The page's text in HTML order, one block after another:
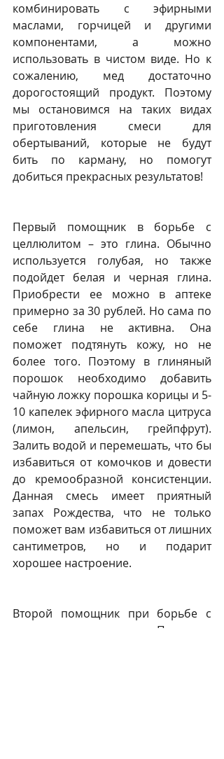
комбинировать с эфирными
маслами, горчицей и другими
компонентами, а можно
использовать в чистом виде. Но к
сожалению, мед достаточно
дорогостоящий продукт. Поэтому
мы остановимся на таких видах
приготовления смеси для
обертываний, которые не будут
бить по карману, но помогут
добиться прекрасных результатов!
Первый помощник в борьбе с
целлюлитом – это глина. Обычно
используется голубая, но также
подойдет белая и черная глина.
Приобрести ее можно в аптеке
примерно за 30 рублей. Но сама по
себе глина не активна. Она
поможет подтянуть кожу, но не
более того. Поэтому в глиняный
порошок необходимо добавить
чайную ложку порошка корицы и 5-
10 капелек эфирного масла цитруса
(лимон, апельсин, грейпфрут).
Залить водой и перемешать, что бы
избавиться от комочков и довести
до кремообразной консистенции.
Данная смесь имеет приятный
запах Рождества, что не только
поможет вам избавиться от лишних
сантиметров, но и подарит
хорошее настроение.
Второй помощник при борьбе с
целлюлитом – это какао. Покупаем